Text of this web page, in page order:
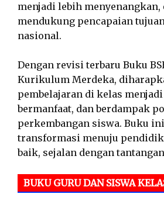
menjadi lebih menyenangkan,
mendukung pencapaian
nasional.
Dengan revisi terbaru Buku
Kurikulum Merdeka,
pembelajaran di kelas
bermanfaat, dan berdampak
perkembangan siswa. Buku
transformasi menuju
baik, sejalan dengan
BUKU GURU DAN SISWA